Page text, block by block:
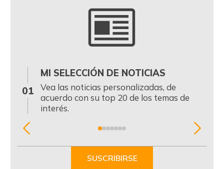
01
MI SELECCIÓN DE NOTICIAS
Vea las noticias personalizadas, de
acuerdo con su top 20 de los temas de
interés.
Item
SUSCRIBIRSE